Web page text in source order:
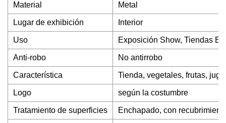
Material Metal
Lugar de exhibición Interior
Uso Exposición Show, Tiendas
Anti-robo No antirrobo
Característica Tienda, vegetales, frutas,
Logo según la costumbre
Tratamiento de superficies Enchapado, con